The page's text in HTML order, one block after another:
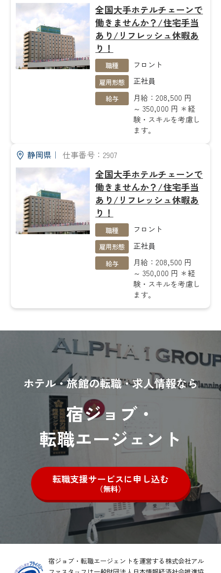
全国大手ホテルチェーンで
働きませんか？/住宅手当
あり/リフレッシュ休暇あ
り！
職種 フロント
雇用形態 正社員
給与
月給：208,500 円
～ 350,000 円 ＊経
験・スキルを考慮し
ます。
静岡県｜ 仕事番号：2907
全国大手ホテルチェーンで
働きませんか？/住宅手当
あり/リフレッシュ休暇あ
り！
職種 フロント
雇用形態 正社員
給与
月給：208,500 円
～ 350,000 円 ＊経
験・スキルを考慮し
ます。
ホテル・旅館の転職・求人情報なら
宿ジョブ・
転職エージェント
転職支援サービスに申し込む
（無料）
宿ジョブ・転職エージェントを運営する株式会社アル